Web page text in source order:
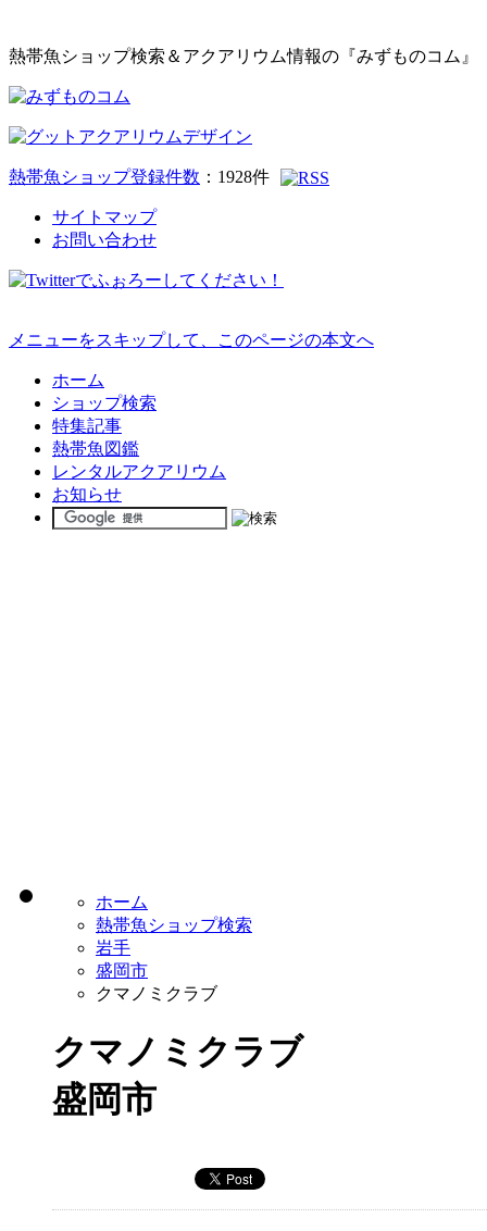
熱帯魚ショップ検索＆アクアリウム情報の『みずものコム』
熱帯魚ショップ登録件数 ： 1928件
サイトマップ
お問い合わせ
メニューをスキップして、このページの本文へ
ホーム
ショップ検索
特集記事
熱帯魚図鑑
レンタルアクアリウム
お知らせ
ホーム
熱帯魚ショップ検索
岩手
盛岡市
クマノミクラブ
クマノミクラブ
盛岡市